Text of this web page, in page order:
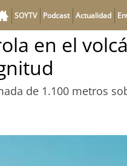
SOYTV Podcast Actualidad
en el
de 1.100 metros